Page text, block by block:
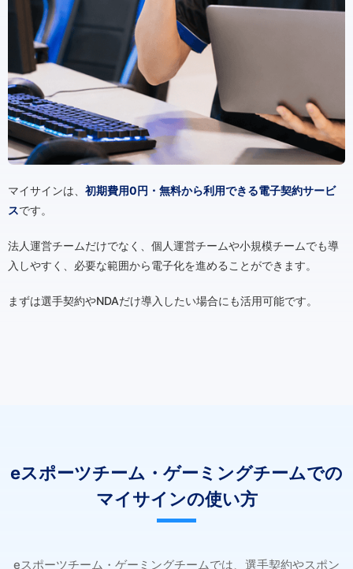
マイサインは、 初期費用0円・無料から利用できる電子契約サービ
スです。
法人運営チームだけでなく、個人運営チームや小規模チームでも導
入しやすく、必要な範囲から電子化を進めることができます。
まずは選手契約やNDAだけ導入したい場合にも活用可能です。
eスポーツチーム・ゲーミングチームでの
マイサインの使い方
eスポーツチーム・ゲーミングチームでは、選手契約やスポン